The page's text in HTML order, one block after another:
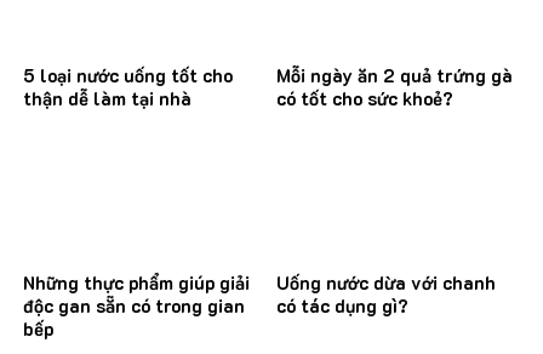
5 loại nước uống tốt cho
thận dễ làm tại nhà
Mỗi ngày ăn 2 quả trứng gà
có tốt cho sức khoẻ?
Những thực phẩm giúp giải
độc gan sẵn có trong gian
bếp
Uống nước dừa với chanh
có tác dụng gì?